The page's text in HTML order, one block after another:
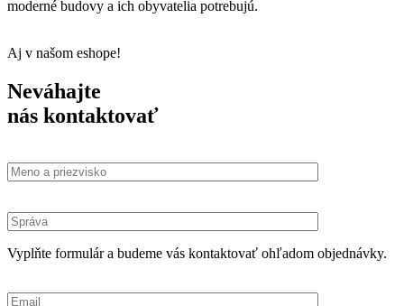
moderné budovy a ich obyvatelia potrebujú.
Aj v našom eshope!
Neváhajte
nás kontaktovať
Vyplňte formulár a budeme vás kontaktovať ohľadom objednávky.